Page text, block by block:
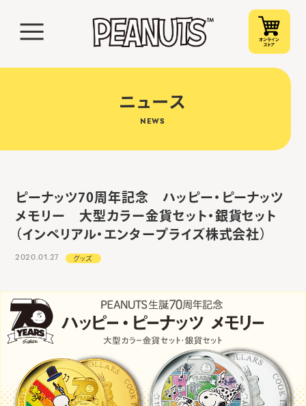
ニュース
NEWS
ピーナッツ70周年記念 ハッピー・ピーナッツ
メモリー 大型カラー金貨セット・銀貨セット
（インペリアル・エンタープライズ株式会社）
2020.01.27 グッズ